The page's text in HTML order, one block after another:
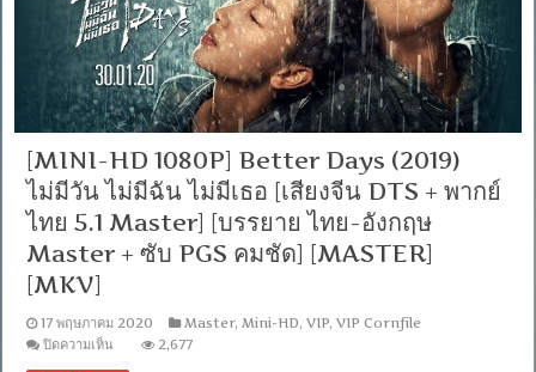
[MINI-HD 1080P] Better Days (2019)
ไม่มีวัน ไม่มีฉัน ไม่มีเธอ [เสียงจีน DTS + พากย์
ไทย 5.1 Master] [บรรยาย ไทย-อังกฤษ
Master + ซับ PGS คมชัด] [MASTER]
[MKV]
17 พฤษภาคม 2020 Master, Mini-HD,VIP,VIP Cornfile
ปิดความเห็น
2,677